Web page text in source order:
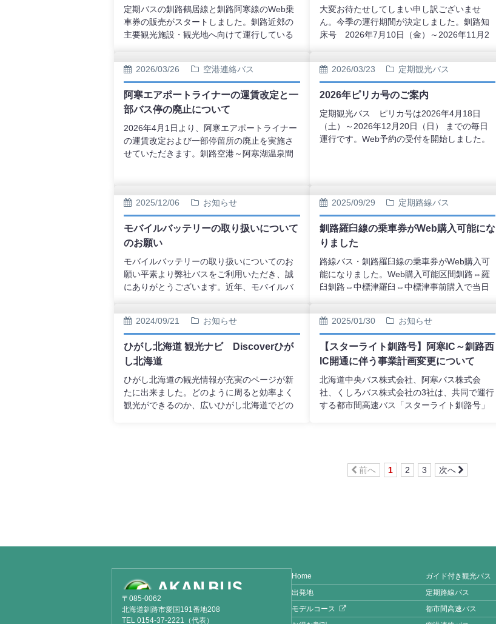
定期バスの釧路鶴居線と釧路阿寒線のWeb乗
車券の販売がスタートしました。釧路近郊の
主要観光施設・観光地へ向けて運行している
ただけます。Webでご希望の区間を購入いた
だき、ご指定の時間のバスに乗車したら、降
車時にWebチケットを乗務員へご提示いただ
けるだけで、ご利用いただけます。（当日の
時間変更は自由です。それに伴うご予約変更
の手続きや、弊社へのご連絡は必要ございま
せん。）
大変お待たせしてしまい申し訳ございませ
ん。今季の運行期間が決定しました。釧路知
床号 2026年7月10日（金）～2026年11月2
11日（土）～2026年11月3日（火）までの毎
日Web予約の受付を開始しました。また、今
季よりコース変更がございます。釧路知床号
は女満別空港・網走へ立ち寄りがなくなりま
す。（JR知床斜里駅から網走方面へ接続可能
です）あらたに清里町・知床斜里駅を経由し
ます。知床釧路号は新たに開陽台へ立ち寄り
で、ご了承ください。
2026/03/26 空港連絡バス
阿寒エアポートライナーの運賃改定と一
部バス停の廃止について
2026年4月1日より、阿寒エアポートライナー
の運賃改定および一部停留所の廃止を実施さ
せていただきます。釧路空港～阿寒湖温泉間
す。ご利用のお客様にはご負担をおかけいい
たしますが、何卒ご理解賜りますようお願い
申し上げます。
2026/03/23 定期観光バス
2026年ピリカ号のご案内
定期観光バス ピリカ号は2026年4月18日
（土）～2026年12月20日（日） までの毎日
運行です。Web予約の受付を開始しました。
2025/12/06 お知らせ
モバイルバッテリーの取り扱いについて
のお願い
モバイルバッテリーの取り扱いについてのお
願い平素より弊社バスをご利用いただき、誠
にありがとうございます。近年、モバイルバ
おり、輸送中の安全確保が一層重要となって
おります。このため、モバイルバッテリー類
（携帯端末用充電器・予備バッテリー等）
は、荷物室への収納はせず、必ず車内へお持
ち込みいただきますようお願いいたします。
車内にお持ち込みいただくことで、万が一異
常が発生した際にも速やかに確認・対応する
ことができ、安全運行に繋がります。お客様
2025/09/29 定期路線バス
釧路羅臼線の乗車券がWeb購入可能にな
りました
路線バス・釧路羅臼線の乗車券がWeb購入可
能になりました。Web購入可能区間釧路⇔羅
臼釧路⇔中標津羅臼⇔中標津事前購入で当日
バスご利用の際はご予約時にメールで届く
Webチケットをバス乗務員へご提示くださ
い。
2024/09/21 お知らせ
ひがし北海道 観光ナビ Discoverひが
し北海道
ひがし北海道の観光情報が充実のページが新
たに出来ました。どのように周ると効率よく
観光ができるのか、広いひがし北海道でどの
2025/01/30 お知らせ
【スターライト釧路号】阿寒IC～釧路西
IC開通に伴う事業計画変更について
北海道中央バス株式会社、阿寒バス株式会
社、くしろバス株式会社の3社は、共同で運行
する都市間高速バス「スターライト釧路号」
待ち申し上げております。
前へ 1 2 3 次へ
〒085-0062
北海道釧路市愛国191番地208
TEL 0154-37-2221（代表）
Home
出発地
モデルコース
ガイド付き観光バス
定期路線バス
都市間高速バス